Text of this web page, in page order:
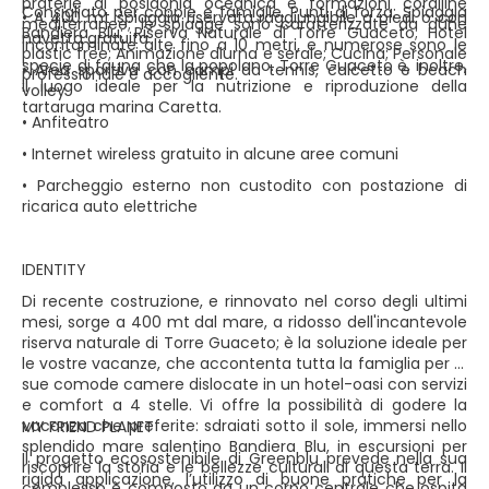
Consigliato per coppie e famiglie. Punti di forza: Spiaggia
Bandiera Blu; Riserva Naturale di Torre Guaceto; Hotel
plastic free; Animazione diurna e serale; Cucina; Personale
professionale e accogliente.
mediterranee; le spiagge sono caratterizzate da dune
incontaminate alte fino a 10 metri, e numerose sono le
specie di fauna che la popolano. Torre Guaceto è, inoltre,
il luogo ideale per la nutrizione e riproduzione della
tartaruga marina Caretta.
• A 400 mt spiaggia riservata raggiungibile a piedi o con
navetta gratuita
• Area sportiva con campi da tennis, calcetto e beach
volley
• Anfiteatro
• Internet wireless gratuito in alcune aree comuni
• Parcheggio esterno non custodito con postazione di
ricarica auto elettriche
IDENTITY
Di recente costruzione, e rinnovato nel corso degli ultimi
mesi, sorge a 400 mt dal mare, a ridosso dell'incantevole
riserva naturale di Torre Guaceto; è la soluzione ideale per
le vostre vacanze, che accontenta tutta la famiglia per le
sue comode camere dislocate in un hotel-oasi con servizi
e comfort a 4 stelle. Vi offre la possibilità di godere la
vacanza che preferite: sdraiati sotto il sole, immersi nello
splendido mare salentino Bandiera Blu, in escursioni per
riscoprire la storia e le bellezze culturali di questa terra. Il
MY FRIEND PLANET
Il progetto ecosostenibile di Greenblu prevede nella sua
rigida applicazione, l’utilizzo di buone pratiche per la